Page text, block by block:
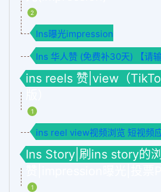
2
Ins曝光impression
Ins 华人赞 (免费补30天) 【请输
ins reels 赞|view（
1
ins reel view视频浏览 短视频
Ins Story|刷ins story的
1